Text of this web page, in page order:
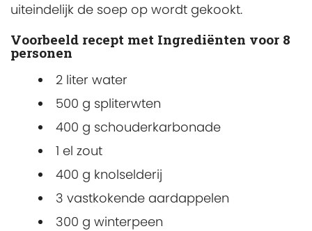
uiteindelijk de soep op wordt gekookt.
Voorbeeld recept met Ingrediënten voor 8
personen
2 liter water
500 g spliterwten
400 g schouderkarbonade
1 el zout
400 g knolselderij
3 vastkokende aardappelen
300 g winterpeen